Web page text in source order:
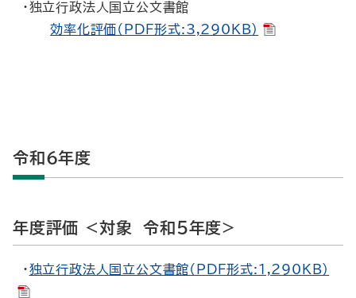
・独立行政法人国立公文書館
効率化評価（PDF形式:3,290KB）
令和６年度
年度評価 <対象 令和５年度>
・独立行政法人国立公文書館（PDF形式:1,290KB）